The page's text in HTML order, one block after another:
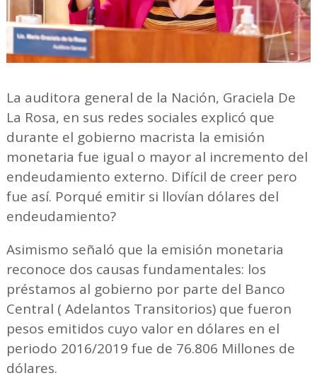
La auditora general de la Nación, Graciela De
La Rosa, en sus redes sociales explicó que
durante el gobierno macrista la emisión
monetaria fue igual o mayor al incremento del
endeudamiento externo. Difícil de creer pero
fue así. Porqué emitir si llovían dólares del
endeudamiento?
Asimismo señaló que la emisión monetaria
reconoce dos causas fundamentales: los
préstamos al gobierno por parte del Banco
Central ( Adelantos Transitorios) que fueron
pesos emitidos cuyo valor en dólares en el
periodo 2016/2019 fue de 76.806 Millones de
dólares.